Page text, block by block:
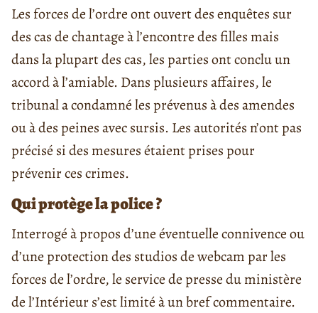
Les forces de l’ordre ont ouvert des enquêtes sur
des cas de chantage à l’encontre des filles mais
dans la plupart des cas, les parties ont conclu un
accord à l’amiable. Dans plusieurs affaires, le
tribunal a condamné les prévenus à des amendes
ou à des peines avec sursis. Les autorités n’ont pas
précisé si des mesures étaient prises pour
prévenir ces crimes.
Qui protège la police ?
Interrogé à propos d’une éventuelle connivence ou
d’une protection des studios de webcam par les
forces de l’ordre, le service de presse du ministère
de l’Intérieur s’est limité à un bref commentaire.